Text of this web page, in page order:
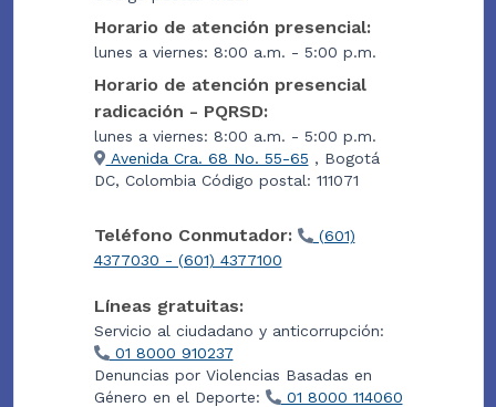
Horario de atención presencial:
lunes a viernes: 8:00 a.m. - 5:00 p.m.
Horario de atención presencial
radicación - PQRSD:
lunes a viernes: 8:00 a.m. - 5:00 p.m.
Avenida Cra. 68 No. 55-65 , Bogotá
DC, Colombia Código postal: 111071
Teléfono Conmutador:
(601)
4377030 - (601) 4377100
Líneas gratuitas:
Servicio al ciudadano y anticorrupción:
01 8000 910237
Denuncias por Violencias Basadas en
Género en el Deporte:
01 8000 114060